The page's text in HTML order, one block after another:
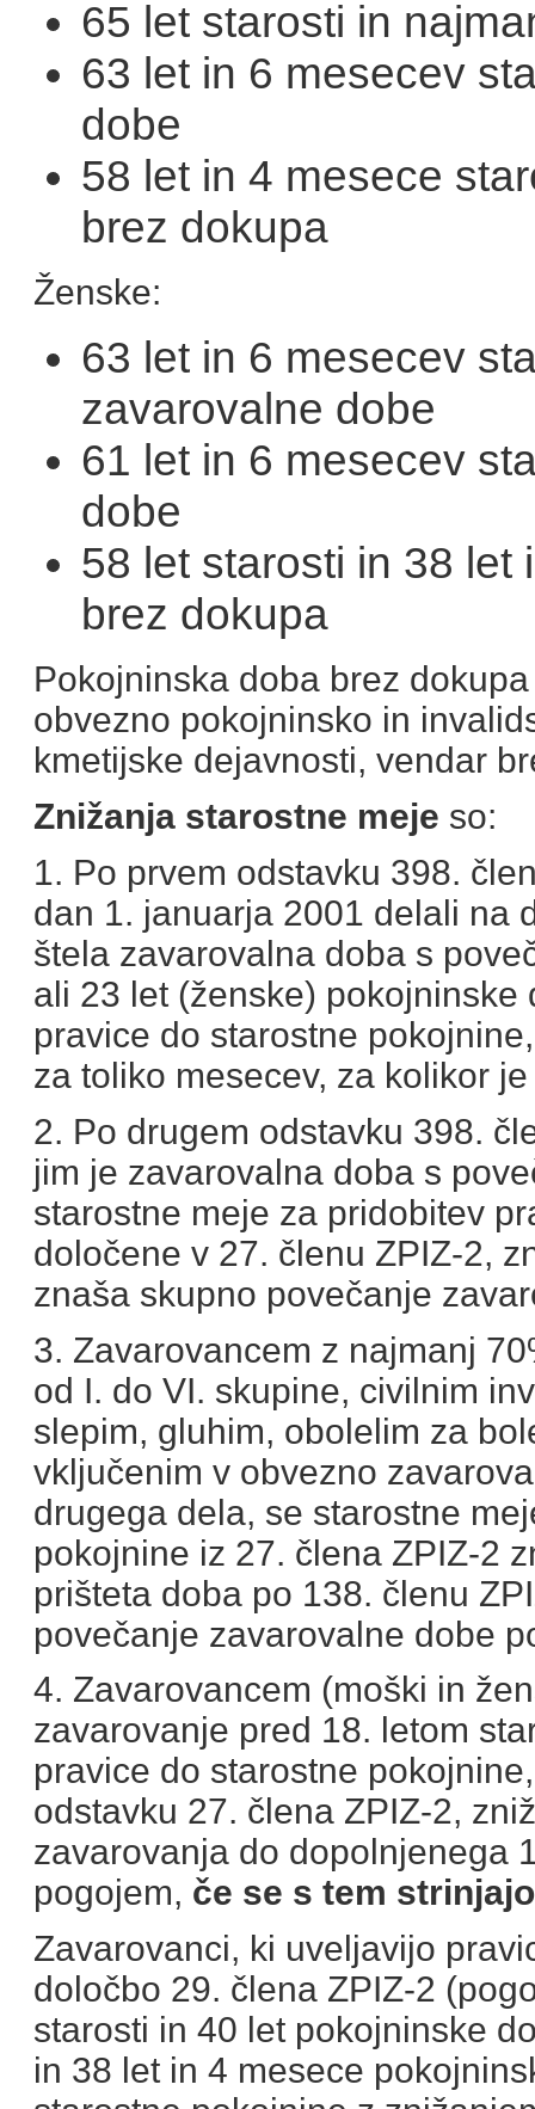
65 let starosti in
63 let in 6 mesecev
dobe
58 let in 4 mesece
brez dokupa
Ženske:
63 let in 6 mesecev
zavarovalne dobe
61 let in 6 mesecev
dobe
58 let starosti in 38
brez dokupa
Pokojninska doba brez
obvezno pokojninsko in
kmetijske dejavnosti, vendar
Znižanja starostne meje so:
1. Po prvem odstavku 398.
dan 1. januarja 2001 delali na
štela zavarovalna doba s
ali 23 let (ženske)
pravice do starostne
za toliko mesecev, za kolikor
2. Po drugem odstavku 398.
jim je zavarovalna doba s
starostne meje za pridobitev
določene v 27. členu ZPIZ-2,
znaša skupno povečanje
3. Zavarovancem z najmanj
od I. do VI. skupine, civilnim
slepim, gluhim, obolelim za
vključenim v obvezno
drugega dela, se starostne
pokojnine iz 27. člena ZPIZ-2
prišteta doba po 138. členu
povečanje zavarovalne dobe
4. Zavarovancem (moški in
zavarovanje pred 18. letom
pravice do starostne
odstavku 27. člena ZPIZ-2,
zavarovanja do dopolnjenega
pogojem, če se s tem
Zavarovanci, ki uveljavijo
določbo 29. člena ZPIZ-2
starosti in 40 let pokojninske
in 38 let in 4 mesece